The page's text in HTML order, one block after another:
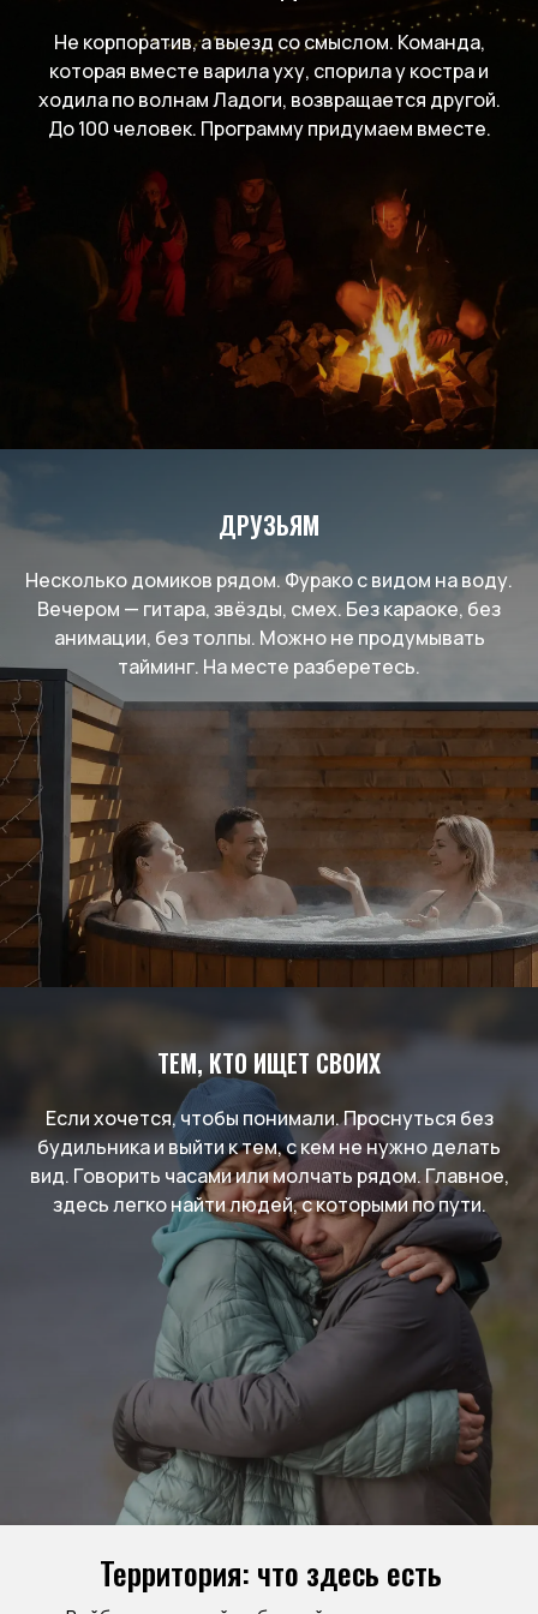
Не корпоратив, а выезд со смыслом. Команда,
которая вместе варила уху, спорила у костра и
ходила по волнам Ладоги, возвращается другой.
До 100 человек. Программу придумаем вместе.
ДРУЗЬЯМ
Несколько домиков рядом. Фурако с видом на воду.
Вечером — гитара, звёзды, смех. Без караоке, без
анимации, без толпы. Можно не продумывать
тайминг. На месте разберетесь.
ТЕМ, КТО ИЩЕТ СВОИХ
Если хочется, чтобы понимали. Проснуться без
будильника и выйти к тем, с кем не нужно делать
вид. Говорить часами или молчать рядом. Главное,
здесь легко найти людей, с которыми по пути.
Территория: что здесь есть